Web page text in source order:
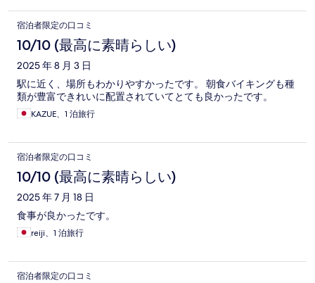
宿泊者限定の口コミ
10/10 (最高に素晴らしい)
2025 年 8 月 3 日
駅に近く、場所もわかりやすかったです。 朝食バイキングも種
類が豊富できれいに配置されていてとても良かったです。
KAZUE、1 泊旅行
宿泊者限定の口コミ
10/10 (最高に素晴らしい)
2025 年 7 月 18 日
食事が良かったです。
reiji、1 泊旅行
宿泊者限定の口コミ